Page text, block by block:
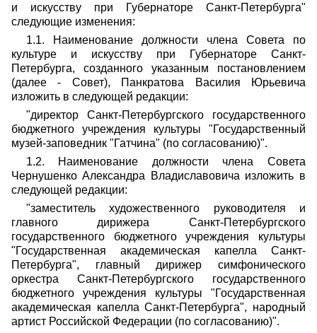
и искусству при Губернаторе Санкт-Петербурга"
следующие изменения:
1.1. Наименование должности члена Совета по
культуре и искусству при Губернаторе Санкт-
Петербурга, созданного указанным постановлением
(далее - Совет), Панкратова Василия Юрьевича
изложить в следующей редакции:
"директор Санкт-Петербургского государственного
бюджетного учреждения культуры "Государственный
музей-заповедник "Гатчина" (по согласованию)".
1.2. Наименование должности члена Совета
Чернушенко Александра Владиславовича изложить в
следующей редакции:
"заместитель художественного руководителя и
главного дирижера Санкт-Петербургского
государственного бюджетного учреждения культуры
"Государственная академическая капелла Санкт-
Петербурга", главный дирижер симфонического
оркестра Санкт-Петербургского государственного
бюджетного учреждения культуры "Государственная
академическая капелла Санкт-Петербурга", народный
артист Российской Федерации (по согласованию)".